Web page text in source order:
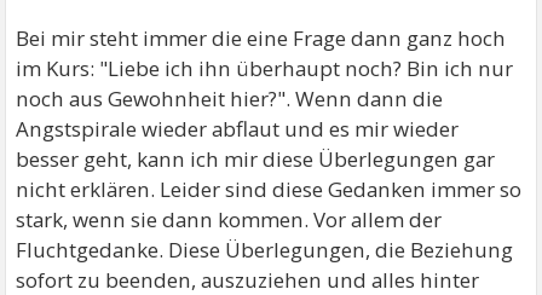
Bei mir steht immer die eine Frage dann ganz hoch
im Kurs: "Liebe ich ihn überhaupt noch? Bin ich nur
noch aus Gewohnheit hier?". Wenn dann die
Angstspirale wieder abflaut und es mir wieder
besser geht, kann ich mir diese Überlegungen gar
nicht erklären. Leider sind diese Gedanken immer so
stark, wenn sie dann kommen. Vor allem der
Fluchtgedanke. Diese Überlegungen, die Beziehung
sofort zu beenden, auszuziehen und alles hinter